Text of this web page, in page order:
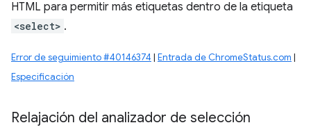
HTML para permitir más etiquetas dentro de la etiqueta
<select> .
Error de seguimiento #40146374 | Entrada de ChromeStatus.com |
Especificación
Relajación del analizador de selección